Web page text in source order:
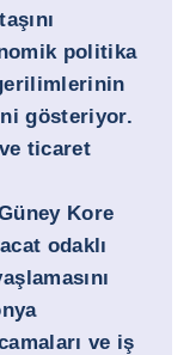
politika
gösteriyor.
ticaret
Kore
odaklı
ve iş